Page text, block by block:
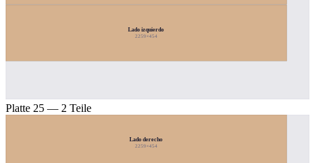
Lado izquierdo
2259×454
Platte 25 — 2 Teile
Lado derecho
2259×454